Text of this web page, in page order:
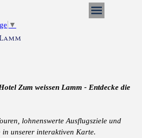
▼
Zum weissen Lamm - Entdecke die
lohnenswerte Ausflugsziele und
unserer interaktiven Karte.